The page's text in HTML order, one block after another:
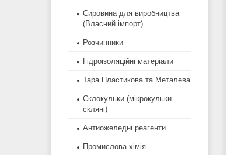
Сировина для виробництва
(Власний імпорт)
Розчинники
Гідроізоляційні матеріали
Тара Пластикова та Металева
Склокульки (мікрокульки
скляні)
Антиожеледні реагенти
Промислова хімія